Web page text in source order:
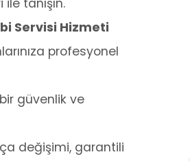
Servisi Hizmeti
profesyonel
güvenlik ve
değişimi, garantili